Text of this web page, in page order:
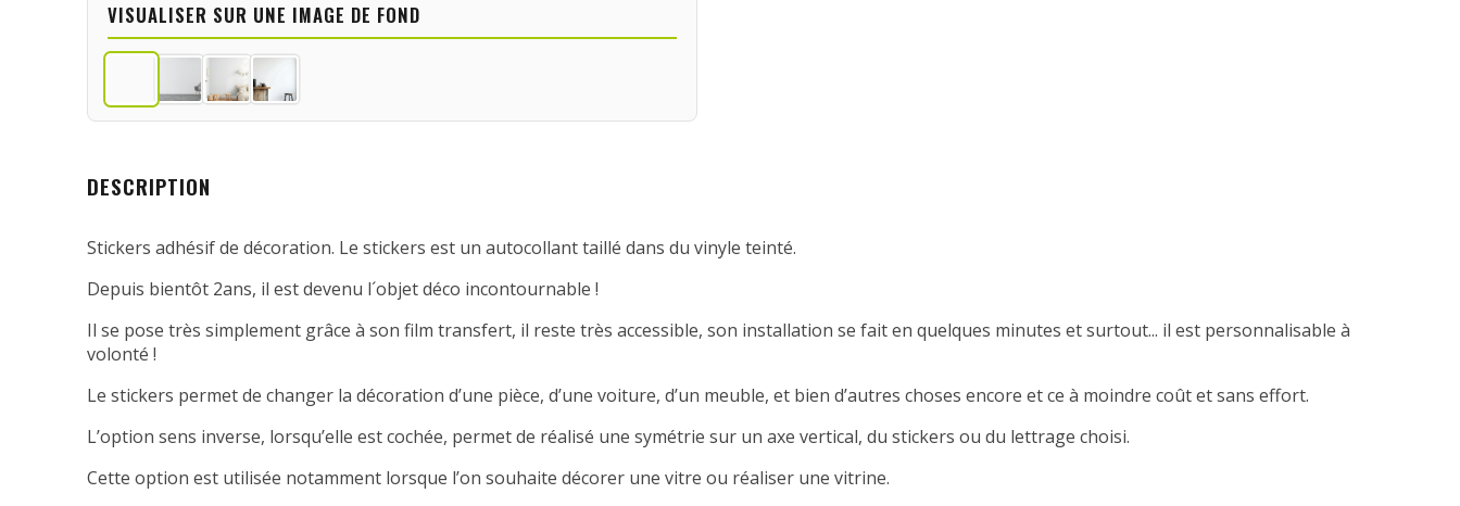
VISUALISER SUR UNE IMAGE DE FOND
DESCRIPTION
Stickers adhésif de décoration. Le stickers est un autocollant taillé dans du vinyle teinté.
Depuis bientôt 2ans, il est devenu l´objet déco incontournable !
Il se pose très simplement grâce à son film transfert, il reste très accessible, son installation se fait en quelques minutes et surtout... il est personnalisable à
volonté !
Le stickers permet de changer la décoration d’une pièce, d’une voiture, d’un meuble, et bien d’autres choses encore et ce à moindre coût et sans effort.
L’option sens inverse, lorsqu’elle est cochée, permet de réalisé une symétrie sur un axe vertical, du stickers ou du lettrage choisi.
Cette option est utilisée notamment lorsque l’on souhaite décorer une vitre ou réaliser une vitrine.